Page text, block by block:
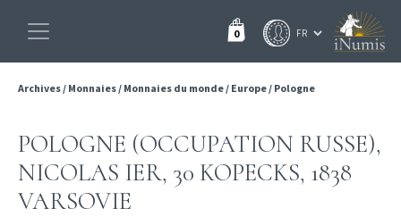
0
Archives/ Monnaies/ Monnaies du monde/ Europe/ Pologne
POLOGNE (OCCUPATION RUSSE),
NICOLAS IER, 30 KOPECKS, 1838
VARSOVIE